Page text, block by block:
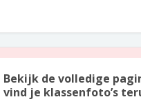
Bekijk de volledige
vind je klassenfoto’s